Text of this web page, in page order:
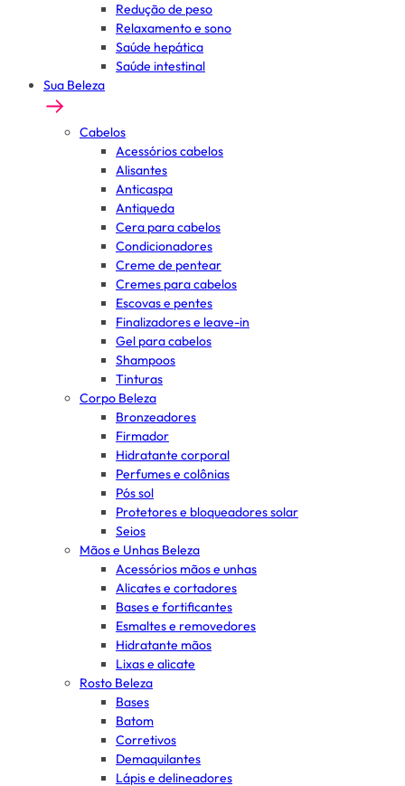
Redução de peso
Relaxamento e sono
Saúde hepática
Saúde intestinal
Sua Beleza
Cabelos
Acessórios cabelos
Alisantes
Anticaspa
Antiqueda
Cera para cabelos
Condicionadores
Creme de pentear
Cremes para cabelos
Escovas e pentes
Finalizadores e leave-in
Gel para cabelos
Shampoos
Tinturas
Corpo Beleza
Bronzeadores
Firmador
Hidratante corporal
Perfumes e colônias
Pós sol
Protetores e bloqueadores solar
Seios
Mãos e Unhas Beleza
Acessórios mãos e unhas
Alicates e cortadores
Bases e fortificantes
Esmaltes e removedores
Hidratante mãos
Lixas e alicate
Rosto Beleza
Bases
Batom
Corretivos
Demaquilantes
Lápis e delineadores